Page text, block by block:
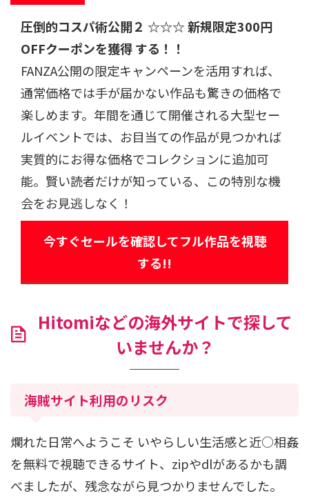
圧倒的コスパ術公開２ ☆☆☆新規限定300円
OFFクーポンを獲得 する！！
FANZA公開の限定キャンペーンを活用すれば、
通常価格では手が届かない作品も驚きの価格で
楽しめます。年間を通じて開催される大型セー
ルイベントでは、お目当ての作品が見つかれば
実質的にお得な価格でコレクションに追加可
能。賢い読者だけが知っている、この特別な機
会をお見逃しなく！
今すぐセールを確認してフル作品を視聴
する!!
Hitomiなどの海外サイトで探して
いませんか？
海賊サイト利用のリスク
爛れた日常へようこそ いやらしい生活感と近○相姦
を無料で視聴できるサイト、zipやdlがあるかも調
べましたが、残念ながら見つかりませんでした。